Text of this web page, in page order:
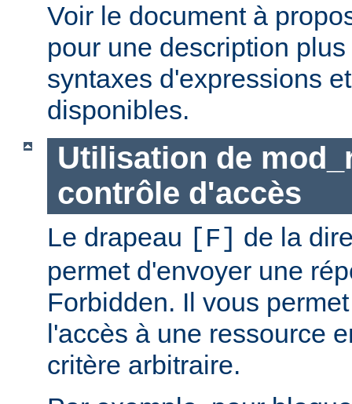
Voir le document à
pour une description
syntaxes d'expressions
disponibles.
Utilisation de
contrôle d'accès
Le drapeau [F] de la
permet d'envoyer une
Forbidden. Il vous
l'accès à une ressource
critère arbitraire.